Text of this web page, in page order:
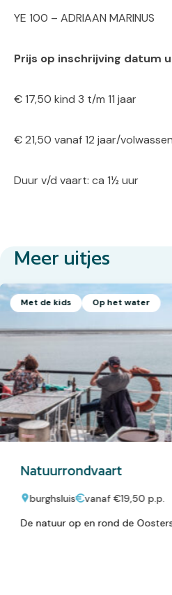
YE 100 – ADRIAAN MARINUS
Prijs op inschrijving datum
€ 17,50 kind 3 t/m 11 jaar
€ 21,50 vanaf 12 jaar/
Duur v/d vaart: ca 1½ uur
Meer uitjes
Met de kids Op het water
Natuurrondvaart
burghsluis
vanaf €19,50 p.p.
De natuur op en rond de